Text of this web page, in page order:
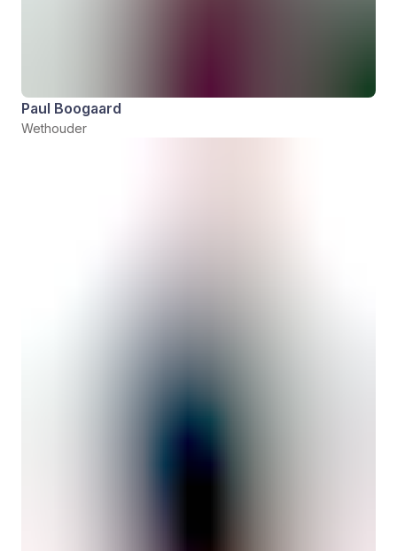
Paul Boogaard
Wethouder